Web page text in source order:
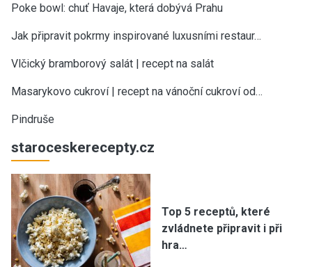
Poke bowl: chuť Havaje, která dobývá Prahu
Jak připravit pokrmy inspirované luxusními restaur…
Vlčický bramborový salát | recept na salát
Masarykovo cukroví | recept na vánoční cukroví od…
Pindruše
staroceskerecepty.cz
Top 5 receptů, které
zvládnete připravit i při
hra…